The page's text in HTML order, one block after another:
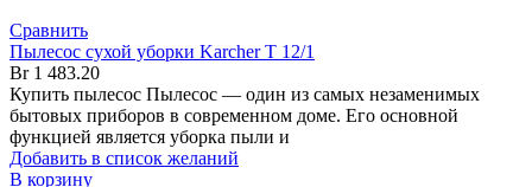
Сравнить
Пылесос сухой уборки Karcher T 12/1
Br1 483.20
Купить пылесос Пылесос — один из самых незаменимых
бытовых приборов в современном доме. Его основной
функцией является уборка пыли и
Добавить в список желаний
В корзину